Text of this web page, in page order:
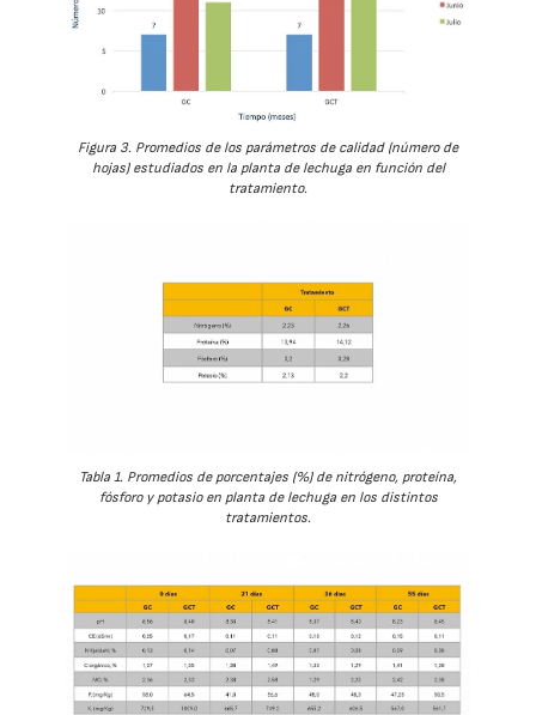
Figura 3. Promedios de los parámetros de calidad (número de
hojas) estudiados en la planta de lechuga en función del
tratamiento.
Tabla 1. Promedios de porcentajes (%) de nitrógeno, proteína,
fósforo y potasio en planta de lechuga en los distintos
tratamientos.